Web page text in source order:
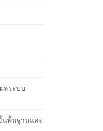
ลระบบ
พื้นฐานและ